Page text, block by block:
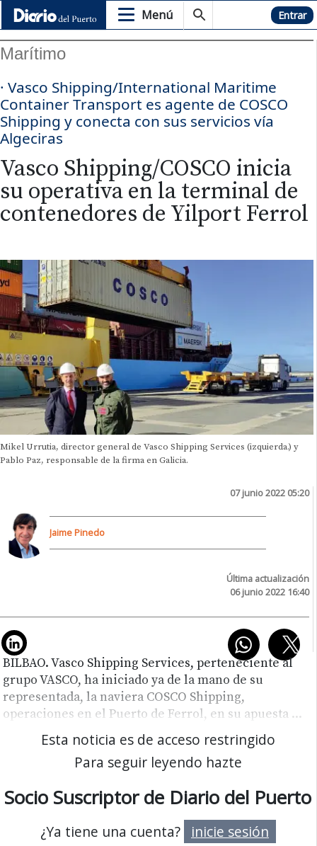
Menú Hemeroteca Entrar
Marítimo
· Vasco Shipping/International Maritime
Container Transport es agente de COSCO
Shipping y conecta con sus servicios vía
Algeciras
Vasco Shipping/COSCO inicia
su operativa en la terminal de
contenedores de Yilport Ferrol
Mikel Urrutia, director general de Vasco Shipping Services (izquierda.) y
Pablo Paz, responsable de la firma en Galicia.
07 junio 2022 05:20
Jaime Pinedo
Última actualización
06 junio 2022 16:40
BILBAO. Vasco Shipping Services, perteneciente al
grupo VASCO, ha iniciado ya de la mano de su
representada, la naviera COSCO Shipping,
operaciones en el Puerto de Ferrol, en su apuesta ...
Esta noticia es de acceso restringido
Para seguir leyendo hazte
Socio Suscriptor de Diario del Puerto
¿Ya tiene una cuenta? inicie sesión